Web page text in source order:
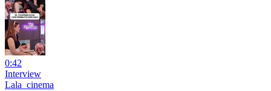
0:42
Interview
Lala_cinema